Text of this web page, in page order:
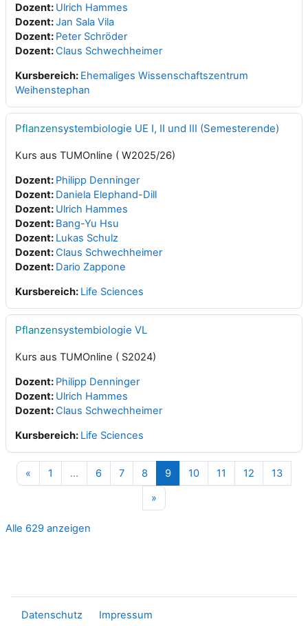
Dozent: Ulrich Hammes
Dozent:Jan Sala Vila
Dozent: Peter Schröder
Dozent:Claus Schwechheimer
Kursbereich: Ehemaliges Wissenschaftszentrum
Weihenstephan
Pflanzensystembiologie UE I, II und III (Semesterende)
Kurs aus TUMOnline ( W2025/26)
Dozent: Philipp Denninger
Dozent: Daniela Elephand-Dill
Dozent: Ulrich Hammes
Dozent: Bang-Yu Hsu
Dozent: Lukas Schulz
Dozent:Claus Schwechheimer
Dozent: Dario Zappone
Kursbereich: Life Sciences
Pflanzensystembiologie VL
Kurs aus TUMOnline ( S2024)
Dozent: Philipp Denninger
Dozent: Ulrich Hammes
Dozent:Claus Schwechheimer
Kursbereich: Life Sciences
« Vorherige Seite
1 Seite 1
… 6Seite 6
7Seite 7
8 Seite 8
9Seite 9
10Seite 10
11 Seite 11
12 Seite 12
13Seite
»Nächste Seite
Alle 629 anzeigen
Datenschutz Impressum